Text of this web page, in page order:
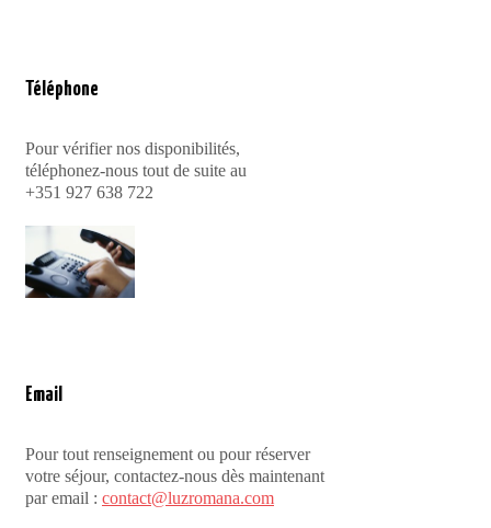
Téléphone
Pour vérifier nos disponibilités,
téléphonez-nous tout de suite au
+351 927 638 722
Email
Pour tout renseignement ou pour réserver
votre séjour, contactez-nous dès maintenant
par email : contact@luzromana.com